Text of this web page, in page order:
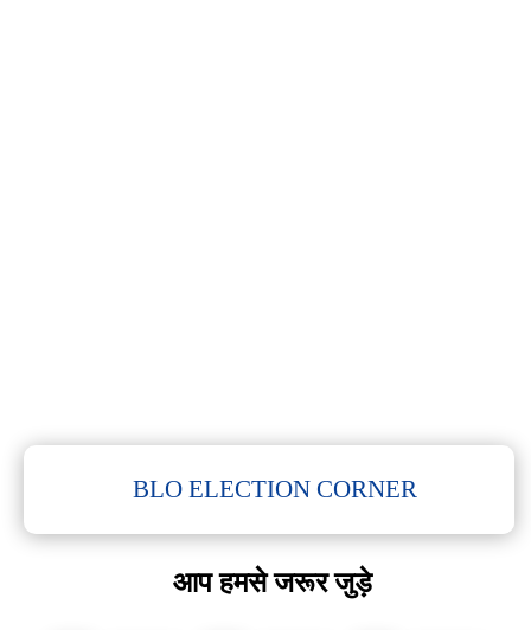
BLO ELECTION CORNER
आप हमसे जरूर जुड़े